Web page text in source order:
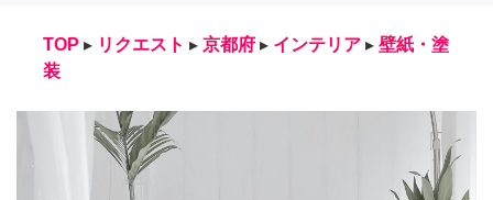
TOP ▸ リクエスト ▸ 京都府 ▸ インテリア ▸ 壁紙・塗
装